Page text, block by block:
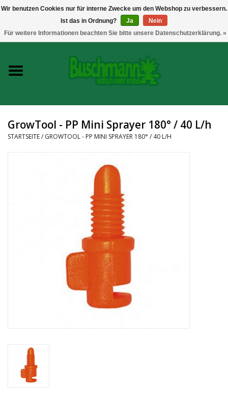
Growshop
Messtechnik
Headshop
GrowTool - PP Mini Sprayer 180° / 40 L/h
STARTSEITE/ GROWTOOL - PP MINI SPRAYER 180° / 40 L/H
Wir benutzen Cookies nur für interne Zwecke um den Webshop zu verbessern.
Ist das in Ordnung?
Ja
Nein
Für weitere Informationen beachten Sie bitte unsere Datenschutzerklärung. »